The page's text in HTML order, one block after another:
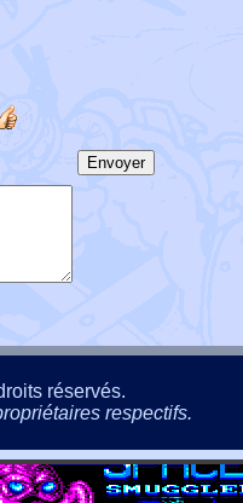
réservés.
respectifs.